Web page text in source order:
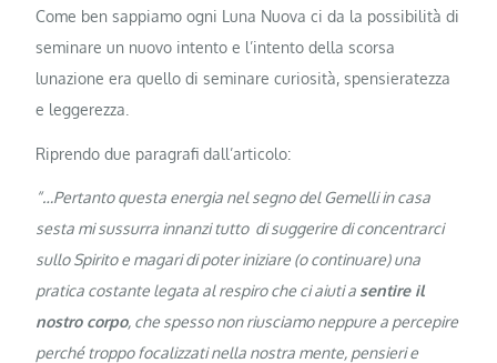
Come ben sappiamo ogni Luna Nuova ci da la possibilità di
seminare un nuovo intento e l’intento della scorsa
lunazione era quello di seminare curiosità, spensieratezza
e leggerezza.
Riprendo due paragrafi dall’articolo:
“…Pertanto questa energia nel segno del Gemelli in casa
sesta mi sussurra innanzi tutto di suggerire di concentrarci
sullo Spirito e magari di poter iniziare (o continuare) una
pratica costante legata al respiro che ci aiuti a sentire il
nostro corpo, che spesso non riusciamo neppure a percepire
perché troppo focalizzati nella nostra mente, pensieri e